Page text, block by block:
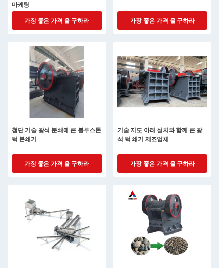
마케팅
가장 좋은 가격 을 구하라 가장 좋은 가격 을 구하라
첨단 기술 광석 분쇄에 큰 블루스톤
턱 분쇄기
가장 좋은 가격 을 구하라
기술 지도 아래 설치와 함께 큰 광
석 턱 쇄기 제조업체
가장 좋은 가격 을 구하라